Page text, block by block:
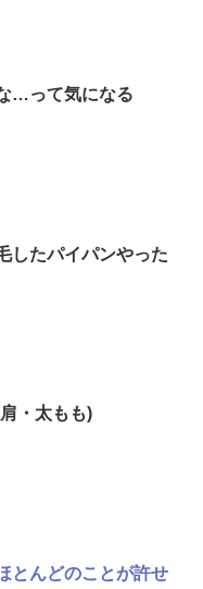
…って気になる
したパイパンやった
・太もも)
とんどのことが許せ